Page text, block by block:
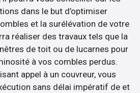
dans le but d’optimiser
et la surélévation de votre
réaliser des travaux tels que la
de toit ou de lucarnes pour
à vos combles perdus.
appel à un couvreur, vous
sans délai impératif de et